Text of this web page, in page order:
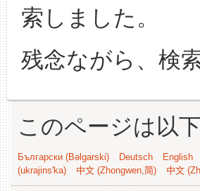
索しました。
残念ながら、検
このページは以
Български (Bəlgarski) Deutsch English
(ukrajins'ka)
中文 (Zhongwen,简) 中文